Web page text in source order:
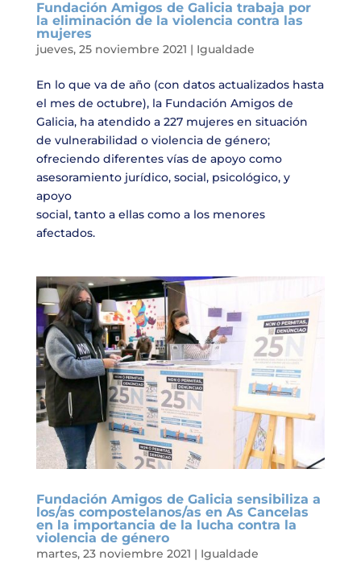
Fundación Amigos de Galicia trabaja por
la eliminación de la violencia contra las
mujeres
jueves, 25 noviembre 2021 | Igualdade
En lo que va de año (con datos actualizados hasta
el mes de octubre), la Fundación Amigos de
Galicia, ha atendido a 227 mujeres en situación
de vulnerabilidad o violencia de género;
ofreciendo diferentes vías de apoyo como
asesoramiento jurídico, social, psicológico, y
apoyo
social, tanto a ellas como a los menores
afectados.
Fundación Amigos de Galicia sensibiliza a
los/as compostelanos/as en As Cancelas
en la importancia de la lucha contra la
violencia de género
martes, 23 noviembre 2021 | Igualdade